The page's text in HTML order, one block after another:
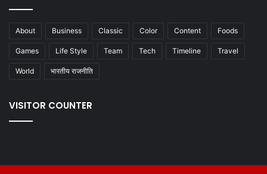
About Business Classic Color Content Foods
Games Life Style Team Tech Timeline Travel
World भारतीय राजनीति
VISITOR COUNTER